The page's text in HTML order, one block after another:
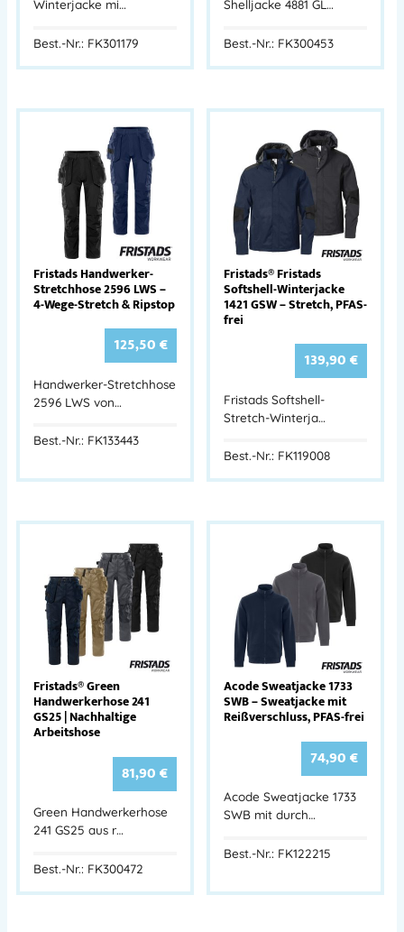
Winterjacke mi…
Best.-Nr.: FK301179
Shelljacke 4881 GL…
Best.-Nr.: FK300453
Fristads Handwerker-
Stretchhose 2596 LWS –
4-Wege-Stretch & Ripstop
125,50€
Handwerker-Stretchhose
2596 LWS von…
Best.-Nr.: FK133443
Fristads® Fristads
Softshell-Winterjacke
1421 GSW – Stretch, PFAS-
frei
139,90€
Fristads Softshell-
Stretch-Winterja…
Best.-Nr.: FK119008
Fristads® Green
Handwerkerhose 241
GS25 | Nachhaltige
Arbeitshose
81,90€
Green Handwerkerhose
241 GS25 aus r…
Best.-Nr.: FK300472
Acode Sweatjacke 1733
SWB – Sweatjacke mit
Reißverschluss, PFAS-frei
74,90€
Acode Sweatjacke 1733
SWB mit durch…
Best.-Nr.: FK122215